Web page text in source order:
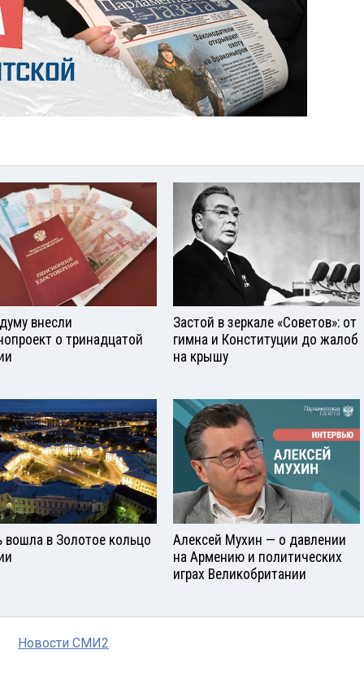
внесли
о тринадцатой
Застой в зеркале «Советов»: от
гимна и Конституции до жалоб
на крышу
вошла в Золотое кольцо
Алексей Мухин — о давлении
на Армению и политических
играх Великобритании
Новости СМИ2